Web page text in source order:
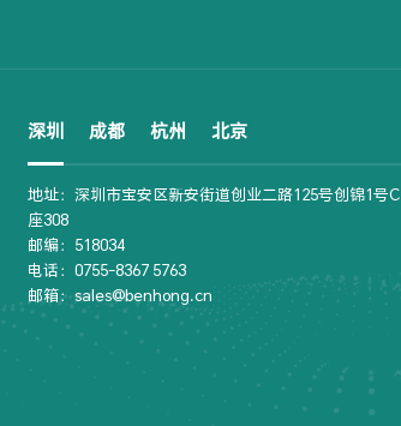
深圳 成都 杭州 北京
地址：深圳市宝安区新安街道创业二路125号创锦1号C
座308
邮编：518034
电话：0755-8367 5763
邮箱：sales@benhong.cn